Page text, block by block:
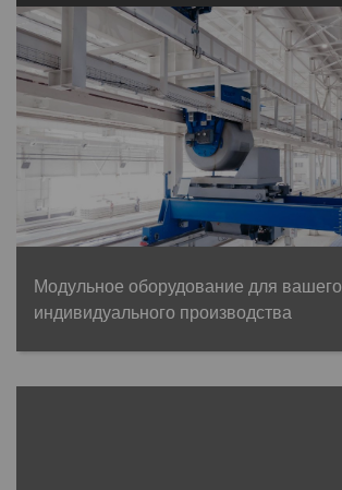
Модульное оборудование для вашего
индивидуального производства